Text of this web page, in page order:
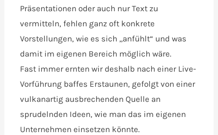
Präsentationen oder auch nur Text zu
vermitteln, fehlen ganz oft konkrete
Vorstellungen, wie es sich „anfühlt“ und was
damit im eigenen Bereich möglich wäre.
Fast immer ernten wir deshalb nach einer Live-
Vorführung baffes Erstaunen, gefolgt von einer
vulkanartig ausbrechenden Quelle an
sprudelnden Ideen, wie man das im eigenen
Unternehmen einsetzen könnte.